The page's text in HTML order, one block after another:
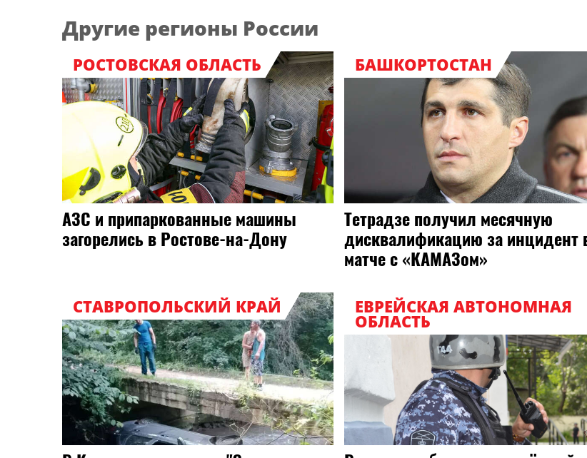
Другие регионы России
РОСТОВСКАЯ ОБЛАСТЬ
АЗС и припаркованные машины
загорелись в Ростове-на-Дону
БАШКОРТОСТАН
Тетрадзе получил месячную
дисквалификацию за инцидент
матче с «КАМАЗом»
СТАВРОПОЛЬСКИЙ КРАЙ ЕВРЕЙСКАЯ АВТОНОМНАЯ
ОБЛАСТЬ